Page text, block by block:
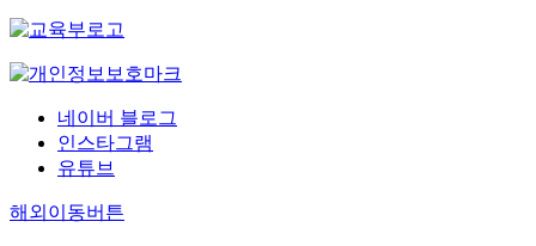
네이버 블로그
인스타그램
유튜브
해외이동버튼